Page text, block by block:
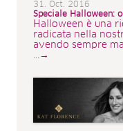
31. Oct. 2016
Speciale Halloween:
Halloween è una
radicata nella
avendo sempre
...→